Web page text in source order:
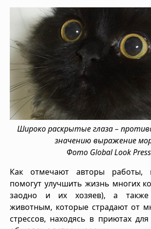
Широко раскрытые глаза –
значению выражение
Фото Global Look
Как отмечают авторы работы,
помогут улучшить жизнь многих
заодно и их хозяев), а
животным, которые страдают от
стрессов, находясь в приютах